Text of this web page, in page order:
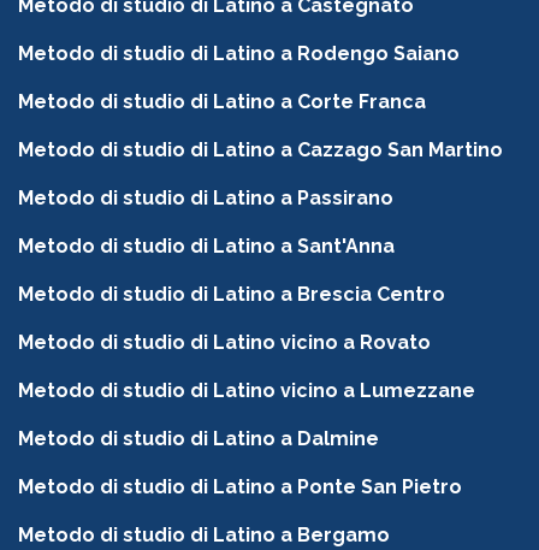
Metodo di studio di Latino a Castegnato
Metodo di studio di Latino a Rodengo Saiano
Metodo di studio di Latino a Corte Franca
Metodo di studio di Latino a Cazzago San Martino
Metodo di studio di Latino a Passirano
Metodo di studio di Latino a Sant'Anna
Metodo di studio di Latino a Brescia Centro
Metodo di studio di Latino vicino a Rovato
Metodo di studio di Latino vicino a Lumezzane
Metodo di studio di Latino a Dalmine
Metodo di studio di Latino a Ponte San Pietro
Metodo di studio di Latino a Bergamo